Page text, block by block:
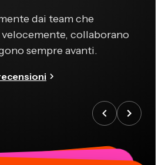
dai team che
collaborano
sempre avanti.